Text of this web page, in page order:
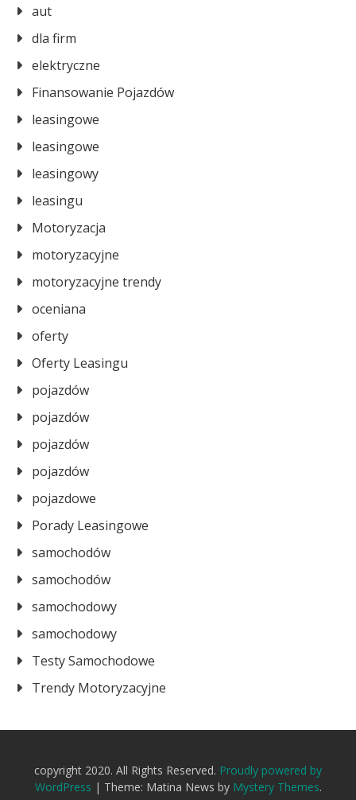
aut
dla firm
elektryczne
Finansowanie Pojazdów
leasingowe
leasingowe
leasingowy
leasingu
Motoryzacja
motoryzacyjne
motoryzacyjne trendy
oceniana
oferty
Oferty Leasingu
pojazdów
pojazdów
pojazdów
pojazdów
pojazdowe
Porady Leasingowe
samochodów
samochodów
samochodowy
samochodowy
Testy Samochodowe
Trendy Motoryzacyjne
copyright 2020. All Rights Reserved. Proudly powered by
WordPress | Theme: Matina News by Mystery Themes.